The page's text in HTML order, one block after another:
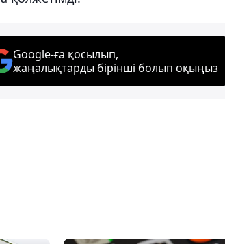
Google-ға қосылып,
жаңалықтарды бірінші болып оқыңыз